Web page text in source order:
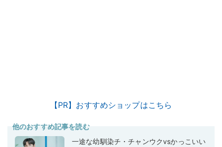
【PR】おすすめショップはこちら
他のおすすめ記事を読む
一途な幼馴染チ・チャンウクvsかっこいい